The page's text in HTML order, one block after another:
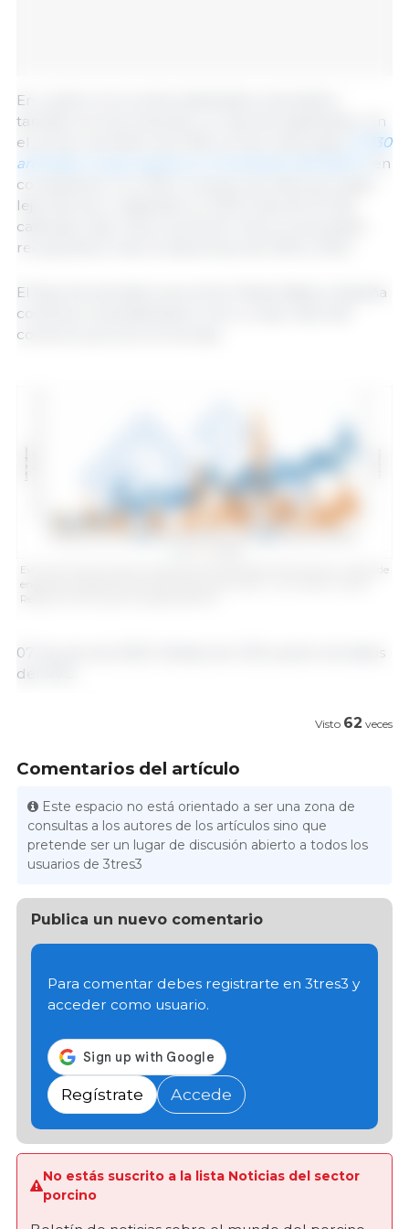
En cuanto a los cerdos destinados a beneficio,
también se ha producido un repunte significativo. En
el primer semestre de 2025, se han importado
31 930
animales, lo que supone un incremento del 50,61 %
en
comparación con 2024. Aunque las cifras aún están
lejos del pico registrado en 2022 (más de 52 000
cabezas), este nuevo aumento marca una posible
recuperación tras los descensos de 2023 y 2024.
El flujo de animales vivos entre Países Bajos y España
continúa consolidándose como un eje clave del
comercio porcino en Europa.
Evolución semanal de las importaciones españolas de lechones y cerdos de
engorde procedentes de Países Bajos (enero 2016 – junio 2025). Fuente:
Redacción 333 a partir de datos del RVO.
07 de julio de 2025 | Redacción 333 a partir de datos
del RVO.
Visto 62 veces
Comentarios del artículo
Este espacio no está orientado a ser una zona de
consultas a los autores de los artículos sino que
pretende ser un lugar de discusión abierto a todos los
usuarios de 3tres3
Publica un nuevo comentario
Para comentar debes registrarte en 3tres3 y
acceder como usuario.
Regístrate Accede
No estás suscrito a la lista Noticias del sector
porcino